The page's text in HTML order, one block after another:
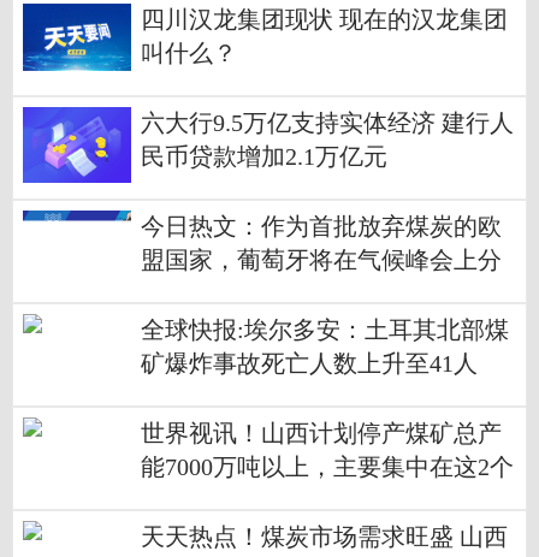
四川汉龙集团现状 现在的汉龙集团
叫什么？
六大行9.5万亿支持实体经济 建行人
民币贷款增加2.1万亿元
今日热文：作为首批放弃煤炭的欧
盟国家，葡萄牙将在气候峰会上分
全球快报:埃尔多安：土耳其北部煤
矿爆炸事故死亡人数上升至41人
世界视讯！山西计划停产煤矿总产
能7000万吨以上，主要集中在这2个
天天热点！煤炭市场需求旺盛 山西